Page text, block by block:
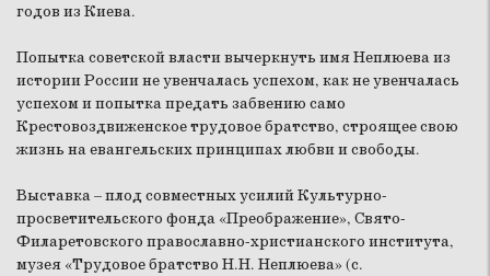
годов из Киева.
Попытка советской власти вычеркнуть имя Неплюева из
истории России не увенчалась успехом, как не увенчалась
успехом и попытка предать забвению само
Крестовоздвиженское трудовое братство, строящее свою
жизнь на евангельских принципах любви и свободы.
Выставка – плод совместных усилий Культурно-
просветительского фонда «Преображение», Свято-
Филаретовского православно-христианского института,
музея «Трудовое братство Н.Н. Неплюева» (с.